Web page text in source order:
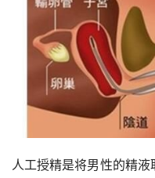
人工授精是将男性的精